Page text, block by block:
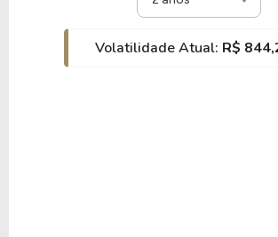
Volatilidade Atual: R$